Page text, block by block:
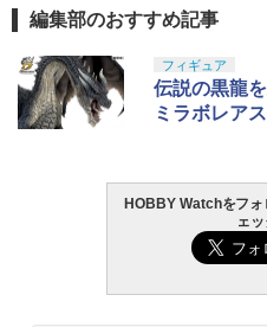
編集部のおすすめ記事
フィギュア
伝説の黒龍
ミラボレア
HOBBY Watchをフ
ェッ